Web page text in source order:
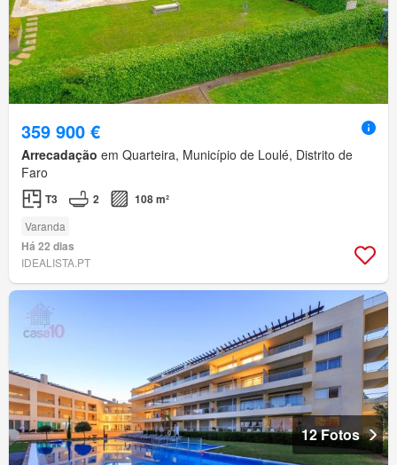
359 900 €
Arrecadação em Quarteira, Município de Loulé, Distrito de
Faro
T3 2 108 m²
Varanda
Há 22 dias
IDEALISTA.PT
12 Fotos